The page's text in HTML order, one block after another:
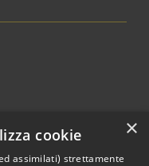
×
cookie
assimilati) strettamente